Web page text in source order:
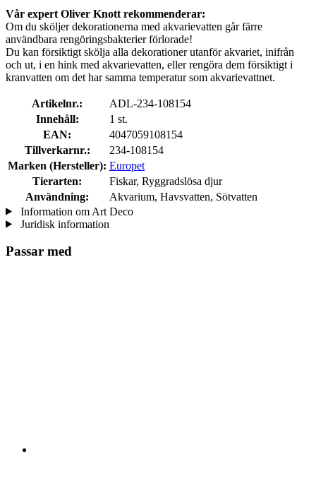
Vår expert Oliver Knott rekommenderar:
Om du sköljer dekorationerna med akvarievatten går färre
användbara rengöringsbakterier förlorade!
Du kan försiktigt skölja alla dekorationer utanför akvariet, inifrån
och ut, i en hink med akvarievatten, eller rengöra dem försiktigt i
kranvatten om det har samma temperatur som akvarievattnet.
Artikelnr.:
ADL-234-108154
Innehåll:
1 st.
EAN:
4047059108154
Tillverkarnr.:
234-108154
Marken (Hersteller): Europet
Tierarten:
Fiskar, Ryggradslösa djur
Användning:
Akvarium, Havsvatten, Sötvatten
Information om Art Deco
Juridisk information
Passar med